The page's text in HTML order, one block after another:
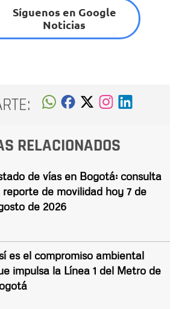
Síguenos en Google
Noticias
RELACIONADOS
de vías en Bogotá: consulta
reporte de movilidad hoy 7 de
de 2026
es el compromiso ambiental
impulsa la Línea 1 del Metro de